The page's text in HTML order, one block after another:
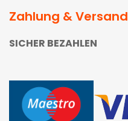
Zahlung & Versand
SICHER BEZAHLEN